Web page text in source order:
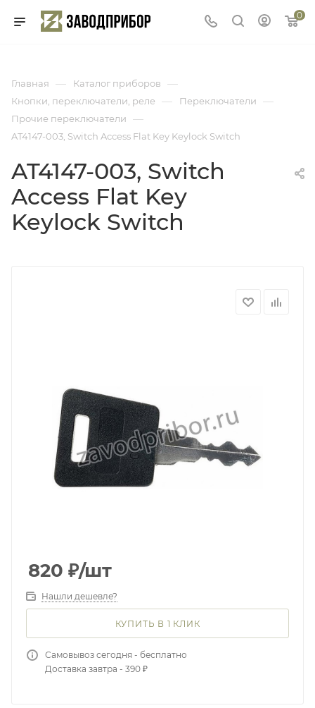
0
Главная — Каталог приборов —
Кнопки, переключатели, реле — Переключатели —
Прочие переключатели —
AT4147-003, Switch Access Flat Key Keylock Switch
AT4147-003, Switch
Access Flat Key
Keylock Switch
820 ₽/шт
Нашли дешевле?
КУПИТЬ В 1 КЛИК
Самовывоз сегодня - бесплатно
Доставка завтра - 390 ₽